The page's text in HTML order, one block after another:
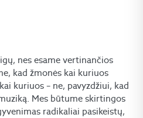
nes esame vertinančios
kad žmonės kai kuriuos
kuriuos – ne, pavyzdžiui, kad
Mes būtume skirtingos
radikaliai pasikeistų,